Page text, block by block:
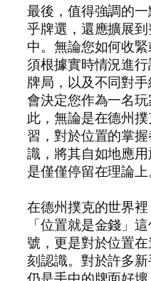
最後，值得強調的
乎牌選，還應擴展
中。無論您如何收
須根據實時情況進
牌局，以及不同對
會決定您作為一名
此，無論是在德州
習，對於位置的掌
識，將其自如地應
是僅僅停留在理論上
在德州撲克的世界
「位置就是金錢」
號，更是對於位置
刻認識。對於許多